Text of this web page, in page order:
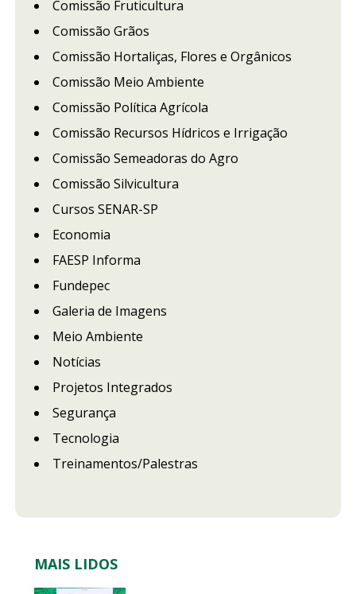
Comissão Fruticultura
Comissão Grãos
Comissão Hortaliças, Flores e Orgânicos
Comissão Meio Ambiente
Comissão Política Agrícola
Comissão Recursos Hídricos e Irrigação
Comissão Semeadoras do Agro
Comissão Silvicultura
Cursos SENAR-SP
Economia
FAESP Informa
Fundepec
Galeria de Imagens
Meio Ambiente
Notícias
Projetos Integrados
Segurança
Tecnologia
Treinamentos/Palestras
MAIS LIDOS